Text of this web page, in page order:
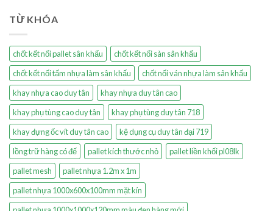
TỪ KHÓA
chốt kết nối pallet sân khấu
chốt kết nối sàn sân khấu
chốt kết nối tấm nhựa làm sân khấu
chốt nối ván nhựa làm sân khấu
khay nhựa cao duy tân
khay nhựa duy tân cao
khay phụ tùng cao duy tân
khay phụ tùng duy tân 718
khay đựng ốc vít duy tân cao
kệ dụng cụ duy tân đại 719
lồng trữ hàng có đế
pallet kích thước nhỏ
pallet liền khối pl08lk
pallet mesh
pallet nhựa 1.2m x 1m
pallet nhựa 1000x600x100mm mặt kín